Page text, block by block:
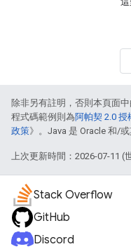
除非另有註明，否則本頁面
程式碼範例則為阿帕契 2.0 授
政策》。Java 是 Oracle 和/
上次更新時間：2026-07-11 (
Stack Overflow
GitHub
Discord